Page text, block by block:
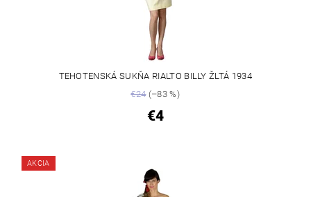
TEHOTENSKÁ SUKŇA RIALTO BILLY ŽLTÁ 1934
€24(–83 %)
€4
AKCIA